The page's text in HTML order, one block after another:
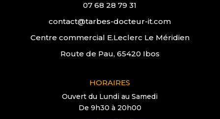
07 68 28 79 31
contact@tarbes-docteur-it.com
Centre commercial E.Leclerc Le Méridien
Route de Pau, 65420 Ibos
HORAIRES
Ouvert du Lundi au Samedi
De 9h30 à 20h00